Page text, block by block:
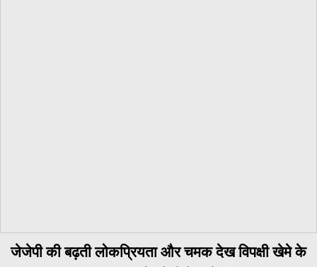
जेजेपी की बढ़ती लोकप्रियता और चमक देख विपक्षी खेमे के